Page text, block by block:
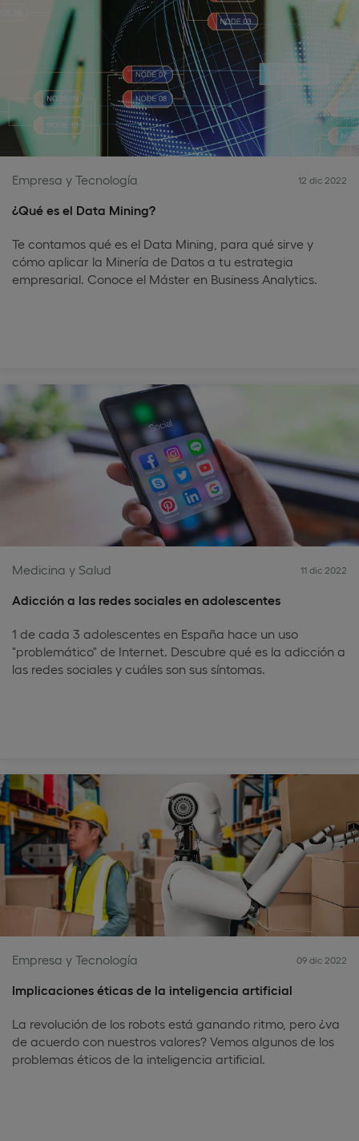
Empresa y Tecnología 12 dic 2022
¿Qué es el Data Mining?
Te contamos qué es el Data Mining, para qué sirve y
cómo aplicar la Minería de Datos a tu estrategia
empresarial. Conoce el Máster en Business Analytics.
Medicina y Salud 11 dic 2022
Adicción a las redes sociales en adolescentes
1 de cada 3 adolescentes en España hace un uso
"problemático" de Internet. Descubre qué es la adicción a
las redes sociales y cuáles son sus síntomas.
Empresa y Tecnología 09 dic 2022
Implicaciones éticas de la inteligencia artificial
La revolución de los robots está ganando ritmo, pero ¿va
de acuerdo con nuestros valores? Vemos algunos de los
problemas éticos de la inteligencia artificial.